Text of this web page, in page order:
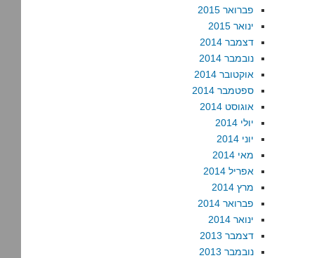
פברואר 2015
ינואר 2015
דצמבר 2014
נובמבר 2014
אוקטובר 2014
ספטמבר 2014
אוגוסט 2014
יולי 2014
יוני 2014
מאי 2014
אפריל 2014
מרץ 2014
פברואר 2014
ינואר 2014
דצמבר 2013
נובמבר 2013